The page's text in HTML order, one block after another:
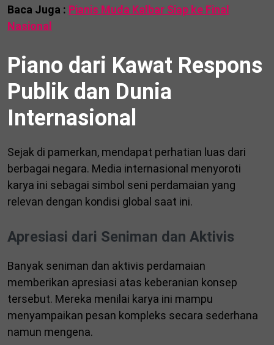
Baca Juga : Pianis Muda Kalbar Siap ke Final
Nasional
Piano dari Kawat Respons
Publik dan Dunia
Internasional
Sejak di pamerkan, mendapat perhatian luas dari
berbagai negara. Media internasional menyoroti
karya ini sebagai simbol seni perdamaian yang
relevan dengan kondisi global saat ini.
Apresiasi dari Seniman dan Aktivis
Banyak seniman dan aktivis perdamaian
memberikan apresiasi atas keberanian konsep
tersebut. Mereka menilai karya ini mampu
menyampaikan pesan kompleks secara sederhana
namun mengena.